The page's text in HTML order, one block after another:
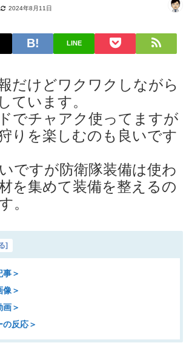
2024年8月11日
LINE
だけどワクワクしながら
ています。
でチャアク使ってますが
りを楽しむのも良いです
ですが防衛隊装備は使わ
を集めて装備を整えるの
。
]
事＞
像＞
画＞
の反応＞